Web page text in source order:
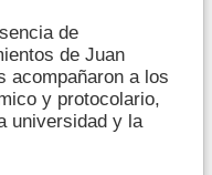
de
de Juan
acompañaron a los
y protocolario,
universidad y la